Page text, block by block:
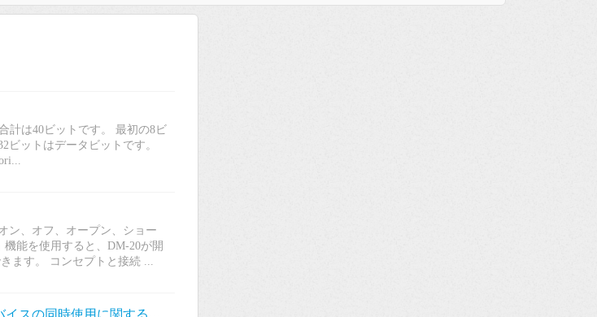
計は40ビットです。 最初の8ビ
ビットはデータビットです。
ン、オフ、オープン、ショー
機能を使用すると、DM-20が開
ます。 コンセプトと接続 ...